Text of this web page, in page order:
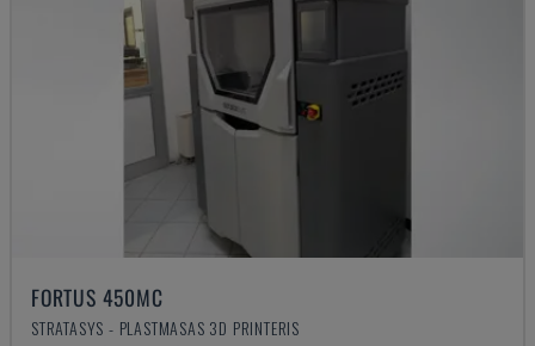
FORTUS 450MC
STRATASYS - PLASTMASAS 3D PRINTERIS